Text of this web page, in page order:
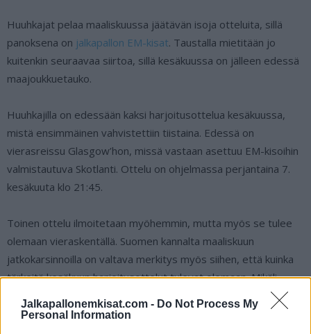
Jalkapallonemkisat.com - Do Not Process My
Personal Information
Huuhkajat pelaa maaliskuussa jäätävän isoja otteluita, sillä
panoksena on jalkapallon EM-kisat. Taustalla mietitään jo
kuitenkin seuraavaa siirtoa, sillä kesäkuussa on jälleen edessä
maajoukkuetauko.
Huuhkajilla on edessään kaksi harjoitusottelua kesäkuussa,
mistä ensimmäinen vahvistettiin tiistaina. Edessä on
vierasreissu Glasgow’hon, missä vastaan asettuu EM-kisoihin
valmistautuva Skotlanti. Ottelu on ohjelmassa perjantaina 7.
kesäkuuta klo 21:45.
Toinen ottelu ilmoitetaan myöhemmin, mutta myös se tulee
olemaan vieraskentällä. Suomen kannalta maaliskuun
jatkokarsinnoilla on valtava merkitys myös siihen, että kuinka
tärkeitä kesäkuun harjoitusottelut tulevat olemaan. Mikäli
varmasti kokeilemaan paljon uusia pelaajia.